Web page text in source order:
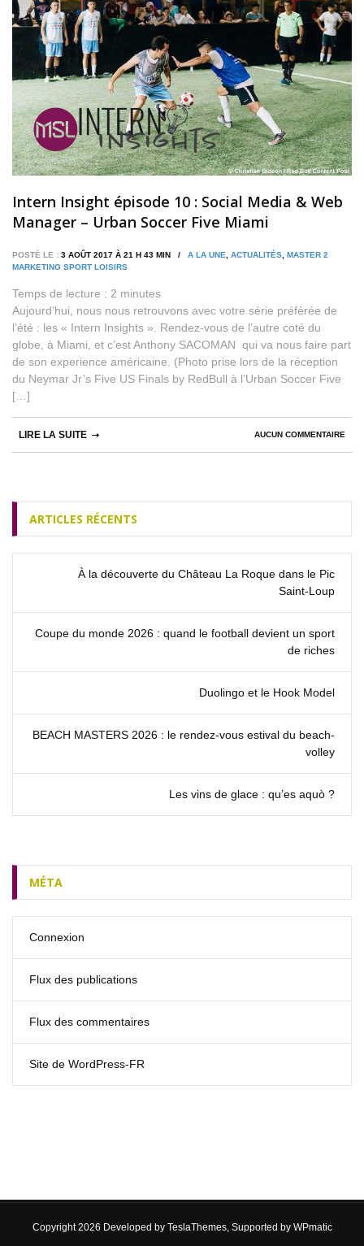
Intern Insight épisode 10 : Social Media & Web
Manager – Urban Soccer Five Miami
POSTÉ LE : 3 AOÛT 2017 À 21 H 43 MIN / A LA UNE ACTUALITÉS MASTER 2
MARKETING SPORT LOISIRS
Temps de lecture : 2 minutes
Aujourd’hui, nous nous retrouvons avec votre série préférée de
l’été : les « Intern Insights ». Rendez-vous de l’autre coté du
globe, à Miami, et c’est Anthony SACOMAN qui va nous faire part
de son experience américaine. (Photo prise lors de la réception
du Neymar Jr’s Five US Finals by RedBull à l’Urban Soccer Five
[…]
AUCUN COMMENTAIRE
LIRE LA SUITE
ARTICLES RÉCENTS
À la découverte du Château La Roque dans le Pic
Saint‑Loup
Coupe du monde 2026 : quand le football devient un sport
de riches
Duolingo et le Hook Model
BEACH MASTERS 2026 : le rendez‑vous estival du beach-
volley
Les vins de glace : qu’es aquò ?
MÉTA
Connexion
Flux des publications
Flux des commentaires
Site de WordPress-FR
Copyright 2026 Developed by TeslaThemes, Supported by WPmatic